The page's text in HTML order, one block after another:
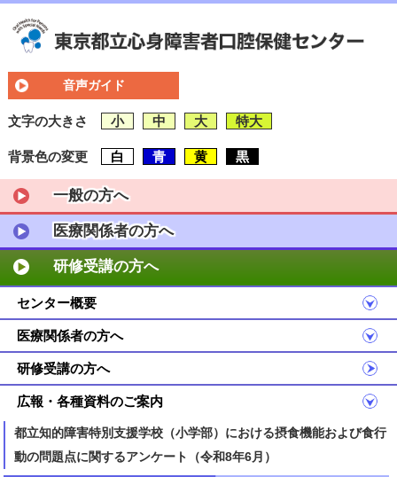
音声ガイド
文字の大きさ 小 中 大 特大
背景色の変更 白 青 黄 黒
一般の方へ
医療関係者の方へ
研修受講の方へ
センター概要
医療関係者の方へ
研修受講の方へ
広報・各種資料のご案内
都立知的障害特別支援学校（小学部）における摂食機能および食行
動の問題点に関するアンケート（令和8年6月）